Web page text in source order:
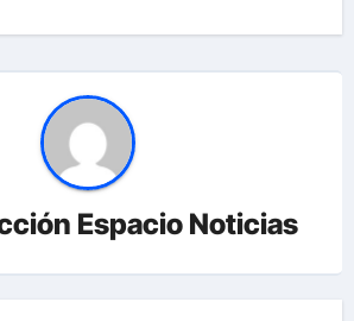
Espacio Noticias